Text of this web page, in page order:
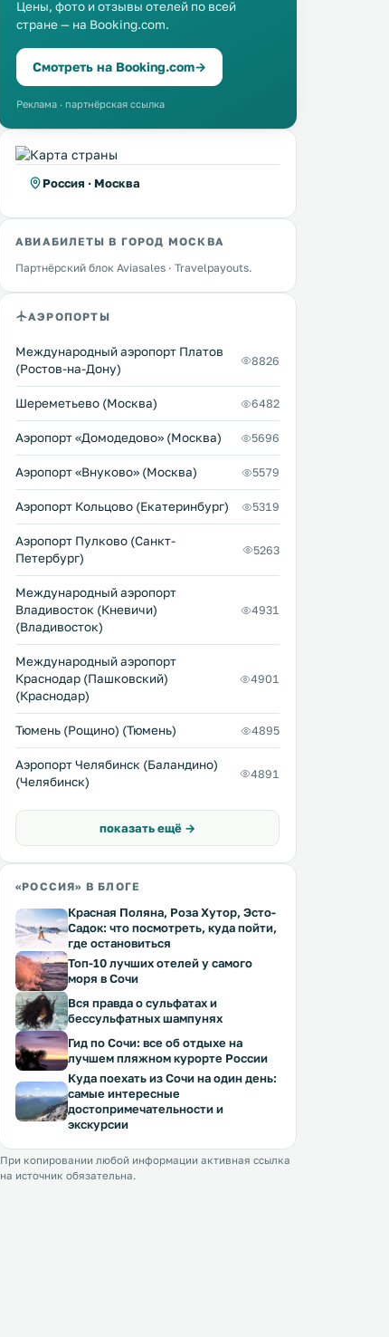
Цены, фото и отзывы отелей по всей
стране — на Booking.com.
Смотреть на Booking.com→
Реклама · партнёрская ссылка
Россия · Москва
АВИАБИЛЕТЫ В ГОРОД МОСКВА
Партнёрский блок Aviasales · Travelpayouts.
АЭРОПОРТЫ
Международный аэропорт Платов
(Ростов-на-Дону)
8826
Шереметьево (Москва) 6482
Аэропорт «Домодедово» (Москва) 5696
Аэропорт «Внуково» (Москва) 5579
Аэропорт Кольцово (Екатеринбург) 5319
Аэропорт Пулково (Санкт-
Петербург)
5263
Международный аэропорт
Владивосток (Кневичи)
(Владивосток)
4931
Международный аэропорт
Краснодар (Пашковский)
(Краснодар)
4901
Тюмень (Рощино) (Тюмень) 4895
Аэропорт Челябинск (Баландино)
(Челябинск)
4891
показать ещё →
«РОССИЯ» В БЛОГЕ
Красная Поляна, Роза Хутор, Эсто-
Садок: что посмотреть, куда пойти,
где остановиться
Топ-10 лучших отелей у самого
моря в Сочи
Вся правда о сульфатах и
бессульфатных шампунях
Гид по Сочи: все об отдыхе на
лучшем пляжном курорте России
Куда поехать из Сочи на один день:
самые интересные
достопримечательности и
экскурсии
При копировании любой информации активная ссылка
на источник обязательна.